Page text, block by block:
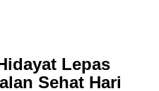
Lepas
Sehat Hari